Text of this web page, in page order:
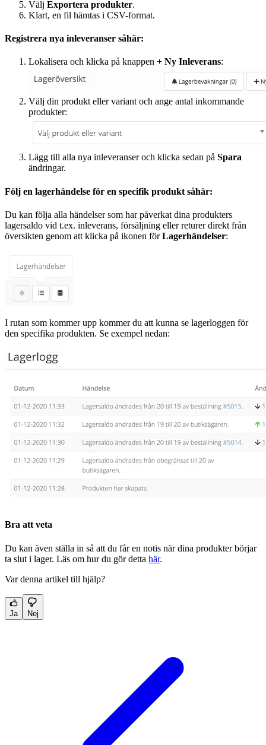
Välj Exportera produkter.
Klart, en fil hämtas i CSV-format.
Registrera nya inleveranser såhär:
Lokalisera och klicka på knappen + Ny Inleverans:
Välj din produkt eller variant och ange antal inkommande
produkter:
Lägg till alla nya inleveranser och klicka sedan på Spara
ändringar.
Följ en lagerhändelse för en specifik produkt såhär:
Du kan följa alla händelser som har påverkat dina produkters
lagersaldo vid t.ex. inleverans, försäljning eller returer direkt från
översikten genom att klicka på ikonen förLagerhändelser:
I rutan som kommer upp kommer du att kunna se lagerloggen för
den specifika produkten. Se exempel nedan:
Bra att veta
Du kan även ställa in så att du får en notis när dina produkter börjar
ta slut i lager. Läs om hur du gör detta här.
Var denna artikel till hjälp?
Ja Nej